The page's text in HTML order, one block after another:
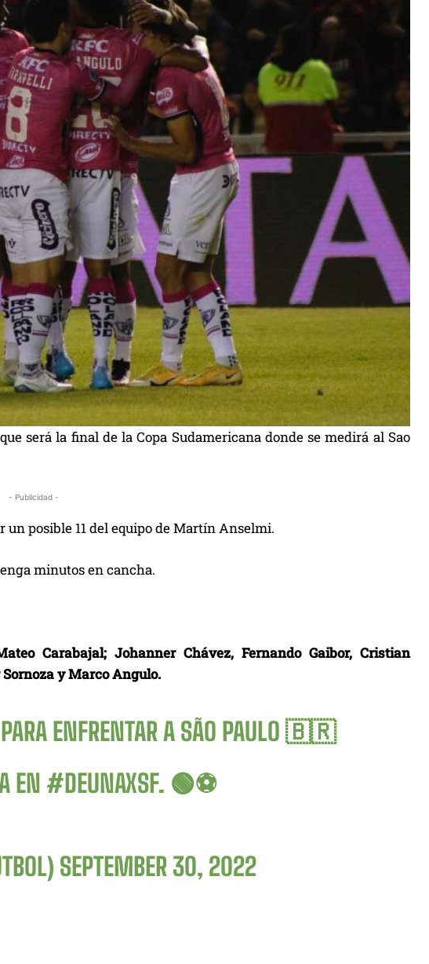
será la final de la Copa Sudamericana donde se medirá al Sao
- Publicidad -
posible 11 del equipo de Martín Anselmi.
minutos en cancha.
Carabajal; Johanner Chávez, Fernando Gaibor, Cristian
y Marco Angulo.
ENFRENTAR A SÃO PAULO 🇧🇷
EN #DEUNAXSF. 🟢⚽️
SEPTEMBER 30, 2022